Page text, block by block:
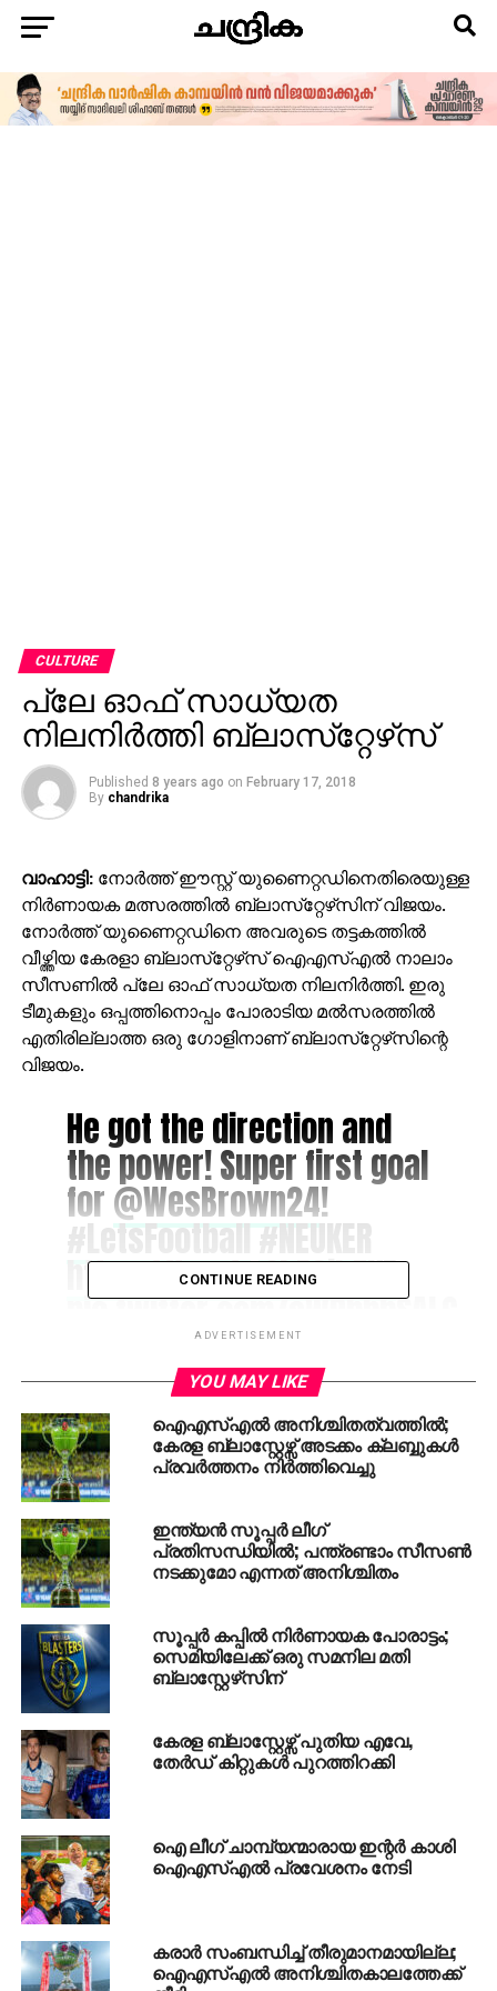
CULTURE
പ്ലേ ഓഫ് സാധ്യത
നിലനിര്‍ത്തി ബ്ലാസ്‌റ്റേഴ്‌സ്
Published 8 years ago on February 17, 2018
By chandrika
വാഹാട്ടി:നോര്‍ത്ത് ഈസ്റ്റ് യുണൈറ്റഡിനെതിരെയുള്ള
നിര്‍ണായക മത്സരത്തില്‍ ബ്ലാസ്‌റ്റേഴ്‌സിന് വിജയം.
നോര്‍ത്ത് യുണൈറ്റഡിനെ അവരുടെ തട്ടകത്തില്‍
വീഴ്ത്തിയ കേരളാ ബ്ലാസ്‌റ്റേഴ്‌സ് ഐഎസ്എല്‍ നാലാം
സീസണില്‍ പ്ലേ ഓഫ് സാധ്യത നിലനിര്‍ത്തി. ഇരു
ടീമുകളും ഒപ്പത്തിനൊപ്പം പോരാടിയ മല്‍സരത്തില്‍
എതിരില്ലാത്ത ഒരു ഗോളിനാണ് ബ്ലാസ്‌റ്റേഴ്‌സിന്റെ
വിജയം.
He got the direction and
the power! Super first goal
for@WesBrown24!
#LetsFootball#NEUKER
https://t.co/mShE3ibZKF
pic.twitter.com/sWPhhhSALG
— Indian Super League
(@IndSuperLeague)
February 17, 2018
മത്സരത്തിന്റെ 28ാം മിനിറ്റില്‍ വെസ് ബ്രൗണിന്റെ
ഗോളിലാണ് ബ്ലാസ്‌റ്റേഴ്‌സ് മുന്നിലെത്തിയത്.
ബ്‌ലാസ്‌റ്റേഴ്‌സിന് അനുകൂലമായ കോര്‍ണറില്‍
ജാക്കിചന്ദ് സിംങ് പോസ്റ്റിനുള്ളിലേക്ക് ഉയര്‍ത്തി
നല്‍കിയ പന്ത് മനോഹരമായ ഹെഡ്ഡറിലൂടെ വെസ്
ബ്രൗണ്‍ വലയിലാക്കിയാണ് ബ്‌ലാസ്‌റ്റേഴ്‌സ് ലീഡ്
നേടിയത്.
Berbatov set up
Baldvinsson, who saw his
shot saved by Rehenesh!
Watch it LIVE on
@hotstartweets:
CONTINUE READING
ADVERTISEMENT
YOU MAY LIKE
ഐഎസ്എല്‍ അനിശ്ചിതത്വത്തില്‍;
കേരള ബ്ലാസ്റ്റേഴ്സ് അടക്കം ക്ലബ്ബുകള്‍
പ്രവര്‍ത്തനം നിര്‍ത്തിവെച്ചു
ഇന്ത്യന്‍ സൂപ്പര്‍ ലീഗ്
പ്രതിസന്ധിയില്‍; പന്ത്രണ്ടാം സീസണ്‍
നടക്കുമോ എന്നത് അനിശ്ചിതം
സൂപ്പര്‍ കപ്പില്‍ നിര്‍ണായക പോരാട്ടം;
സെമിയിലേക്ക് ഒരു സമനില മതി
ബ്ലാസ്റ്റേഴ്‌സിന്
കേരള ബ്ലാസ്റ്റേഴ്സ് പുതിയ എവേ,
തേര്‍ഡ് കിറ്റുകള്‍ പുറത്തിറക്കി
ഐ ലീഗ് ചാമ്പ്യന്മാരായ ഇന്റര്‍ കാശി
ഐഎസ്എല്‍ പ്രവേശനം നേടി
കരാര്‍ സംബന്ധിച്ച് തീരുമാനമായില്ല;
ഐഎസ്എല്‍ അനിശ്ചിതകാലത്തേക്ക്